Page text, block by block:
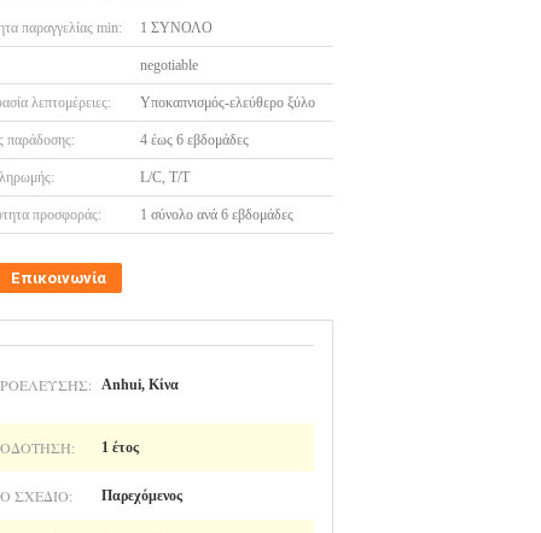
παραγγελίας min: 1 ΣΥΝΟΛΟ
negotiable
λεπτομέρειες: Υποκαπνισμός-ελεύθερο ξύλο
παράδοσης: 4 έως 6 εβδομάδες
L/C, T/T
προσφοράς: 1 σύνολο ανά 6 εβδομάδες
Επικοινωνία
Anhui, Κίνα
1 έτος
ΣΧΈΔΙΟ: Παρεχόμενος